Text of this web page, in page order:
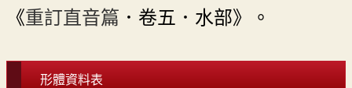
《重訂直音篇 ．卷五．水部》。
形體資料表